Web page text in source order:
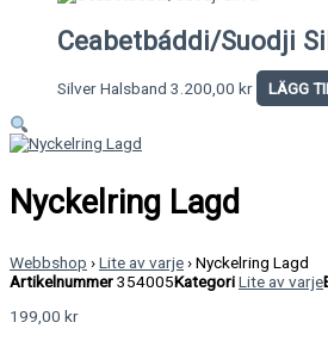
Ceabetbáddi/Suodji
Silver Halsband 3.200,00 kr LÄGG
Nyckelring Lagd
Webbshop ›Lite av varje›Nyckelring Lagd
Artikelnummer354005KategoriLite av varje
199,00 kr